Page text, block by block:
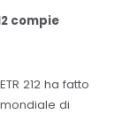
compie
212 ha fatto
di